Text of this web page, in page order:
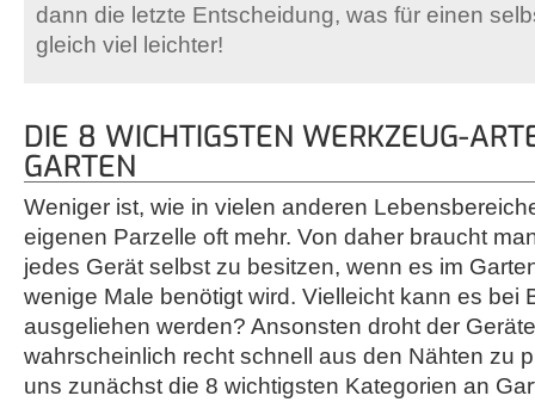
dann die letzte Entscheidung, was für einen
gleich viel leichter!
DIE 8 WICHTIGSTEN WERKZEUG-
GARTEN
Weniger ist, wie in vielen anderen
eigenen Parzelle oft mehr. Von daher braucht
jedes Gerät selbst zu besitzen, wenn es im
wenige Male benötigt wird. Vielleicht kann es bei
ausgeliehen werden? Ansonsten droht der
wahrscheinlich recht schnell aus den Nähten zu
uns zunächst die 8 wichtigsten Kategorien an